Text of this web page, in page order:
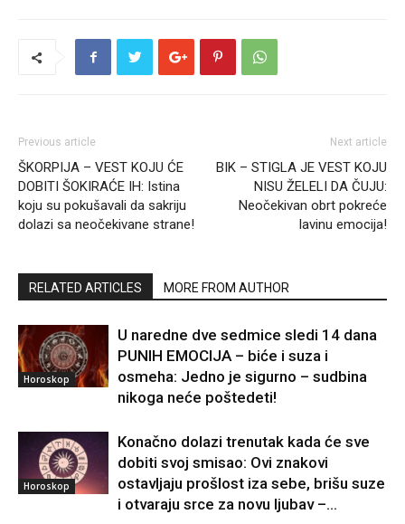
Previous article
ŠKORPIJA – VEST KOJU ĆE
DOBITI ŠOKIRAĆE IH: Istina
koju su pokušavali da sakriju
dolazi sa neočekivane strane!
Next article
BIK – STIGLA JE VEST KOJU
NISU ŽELELI DA ČUJU:
Neočekivan obrt pokreće
lavinu emocija!
RELATED ARTICLES MORE FROM AUTHOR
Horoskop
U naredne dve sedmice sledi 14 dana
PUNIH EMOCIJA – biće i suza i
osmeha: Jedno je sigurno – sudbina
nikoga neće poštedeti!
Horoskop
Konačno dolazi trenutak kada će sve
dobiti svoj smisao: Ovi znakovi
ostavljaju prošlost iza sebe, brišu suze
i otvaraju srce za novu ljubav –...